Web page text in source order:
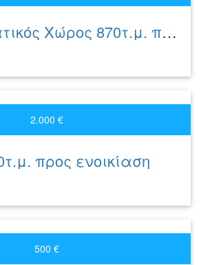
Επαγγελματικός Χώρος 870τ.μ. προς ενοικίαση
2.000 €
προς ενοικίαση
500 €